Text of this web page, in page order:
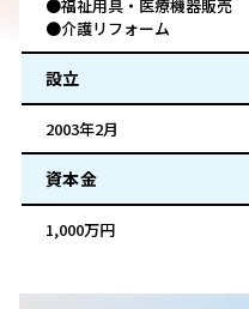
●福祉用具・医療機器販売
●介護リフォーム
設立
2003年2月
資本金
1,000万円